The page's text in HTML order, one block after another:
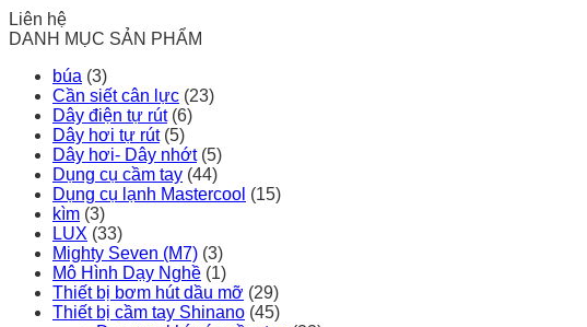
Liên hệ
DANH MỤC SẢN PHẨM
búa (3)
Cần siết cân lực (23)
Dây điện tự rút (6)
Dây hơi tự rút (5)
Dây hơi- Dây nhớt (5)
Dụng cụ cầm tay (44)
Dụng cụ lạnh Mastercool (15)
kìm (3)
LUX (33)
Mighty Seven (M7) (3)
Mô Hình Dạy Nghề (1)
Thiết bị bơm hút dầu mỡ (29)
Thiết bị cầm tay Shinano (45)